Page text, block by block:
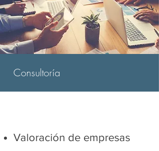
Consultoría
Valoración de empresas